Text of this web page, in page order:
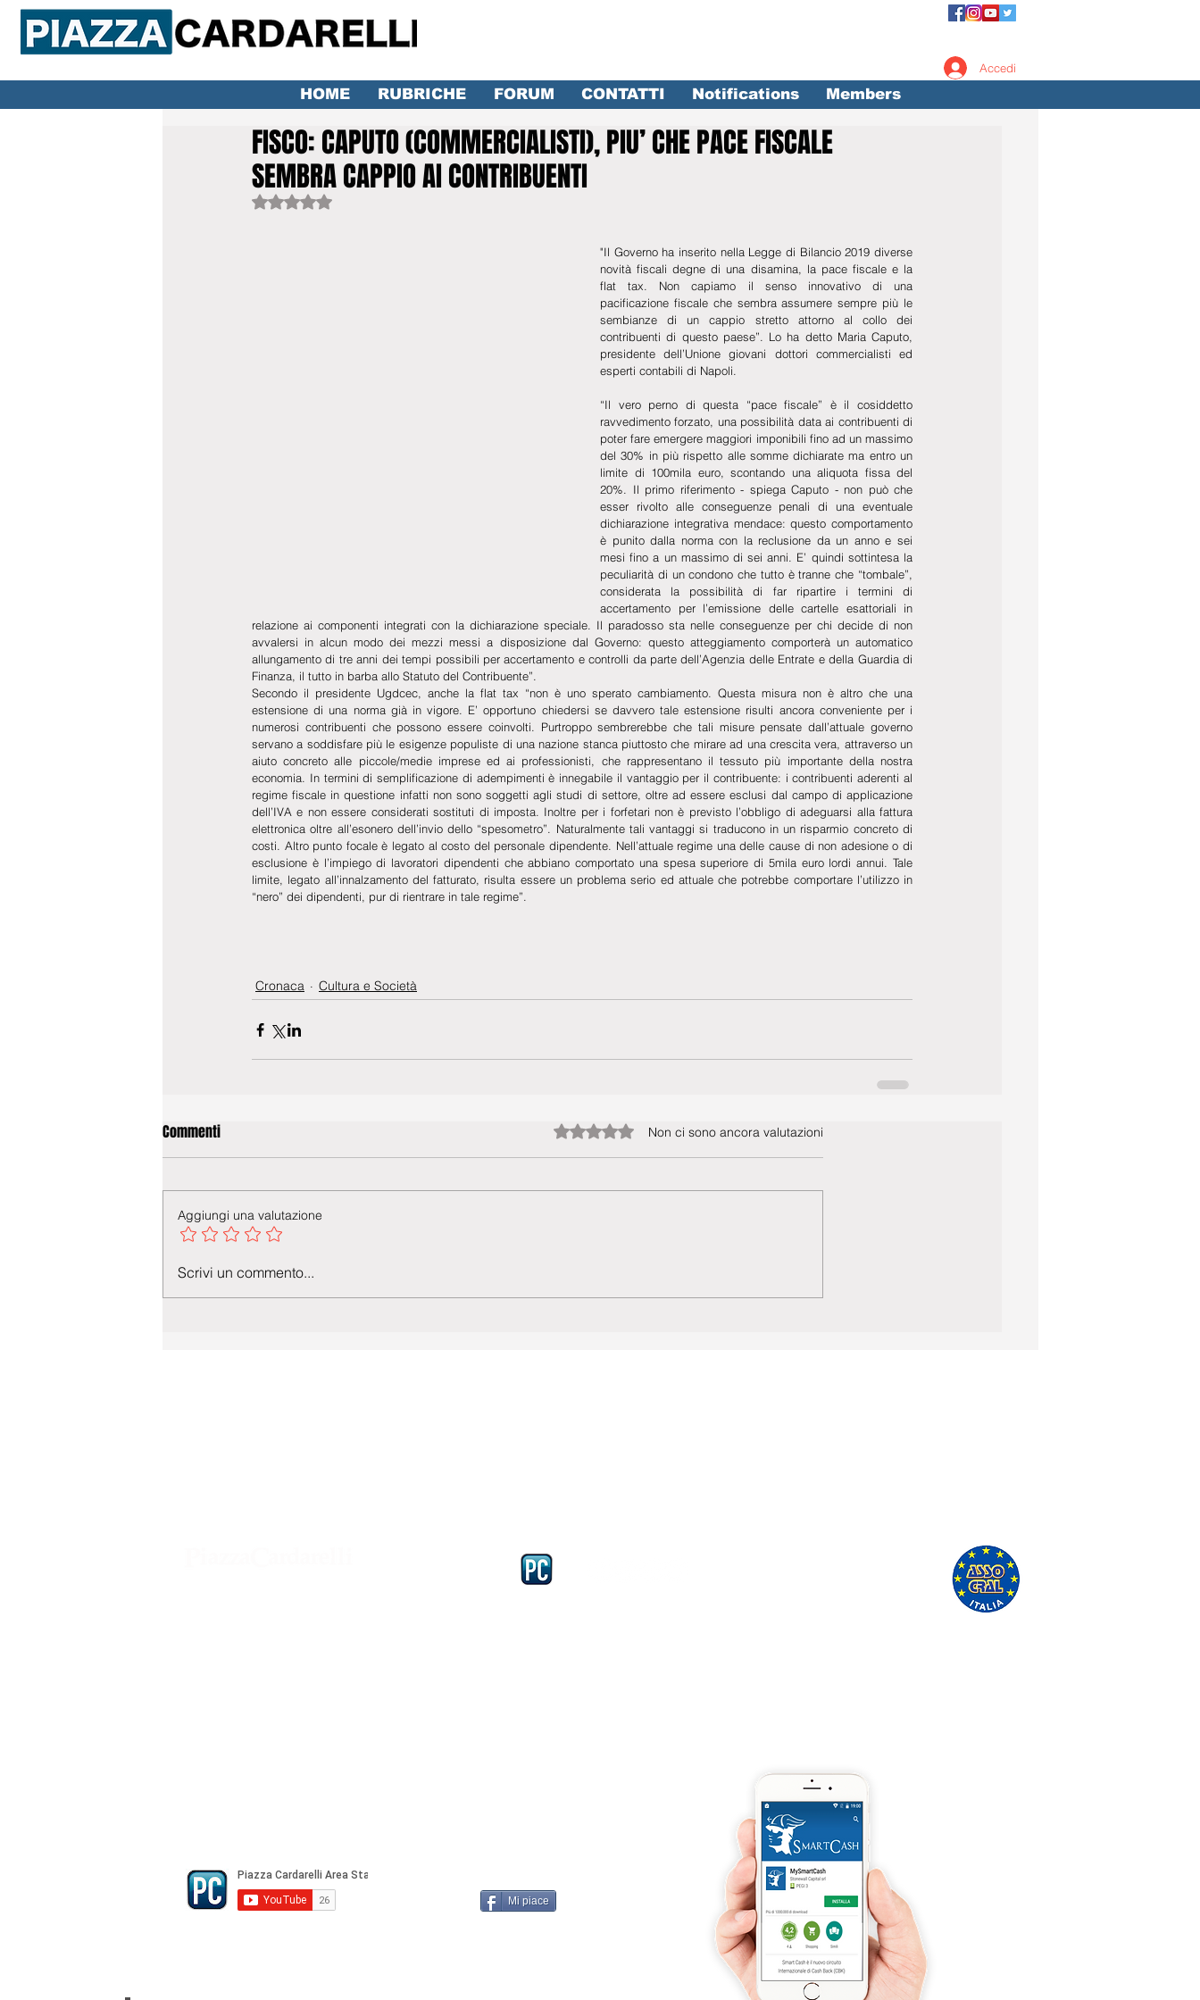
HOME RUBRICHE FORUM CONTATTI Notifications Members
Accedi
FISCO: CAPUTO (COMMERCIALISTI), PIU’ CHE PACE FISCALE
SEMBRA CAPPIO AI CONTRIBUENTI
Valutazione NaN stelle su 5.
"Il Governo ha inserito nella Legge di Bilancio 2019 diverse
novità fiscali degne di una disamina, la pace fiscale e la
flat tax. Non capiamo il senso innovativo di una
pacificazione fiscale che sembra assumere sempre più le
sembianze di un cappio stretto attorno al collo dei
contribuenti di questo paese”. Lo ha detto Maria Caputo,
presidente dell’Unione giovani dottori commercialisti ed
esperti contabili di Napoli.
“Il vero perno di questa “pace fiscale” è il cosiddetto
ravvedimento forzato, una possibilità data ai contribuenti di
poter fare emergere maggiori imponibili fino ad un massimo
del 30% in più rispetto alle somme dichiarate ma entro un
limite di 100mila euro, scontando una aliquota fissa del
20%. Il primo riferimento - spiega Caputo - non può che
esser rivolto alle conseguenze penali di una eventuale
dichiarazione integrativa mendace: questo comportamento
è punito dalla norma con la reclusione da un anno e sei
mesi fino a un massimo di sei anni. E’ quindi sottintesa la
peculiarità di un condono che tutto è tranne che “tombale”,
considerata la possibilità di far ripartire i termini di
accertamento per l’emissione delle cartelle esattoriali in
relazione ai componenti integrati con la dichiarazione speciale. Il paradosso sta nelle conseguenze per chi decide di non
avvalersi in alcun modo dei mezzi messi a disposizione dal Governo: questo atteggiamento comporterà un automatico
allungamento di tre anni dei tempi possibili per accertamento e controlli da parte dell’Agenzia delle Entrate e della Guardia di
Finanza, il tutto in barba allo Statuto del Contribuente”.
Secondo il presidente Ugdcec, anche la flat tax “non è uno sperato cambiamento. Questa misura non è altro che una
estensione di una norma già in vigore. E’ opportuno chiedersi se davvero tale estensione risulti ancora conveniente per i
numerosi contribuenti che possono essere coinvolti. Purtroppo sembrerebbe che tali misure pensate dall’attuale governo
servano a soddisfare più le esigenze populiste di una nazione stanca piuttosto che mirare ad una crescita vera, attraverso un
aiuto concreto alle piccole/medie imprese ed ai professionisti, che rappresentano il tessuto più importante della nostra
economia. In termini di semplificazione di adempimenti è innegabile il vantaggio per il contribuente: i contribuenti aderenti al
regime fiscale in questione infatti non sono soggetti agli studi di settore, oltre ad essere esclusi dal campo di applicazione
dell’IVA e non essere considerati sostituti di imposta. Inoltre per i forfetari non è previsto l’obbligo di adeguarsi alla fattura
elettronica oltre all’esonero dell’invio dello “spesometro”. Naturalmente tali vantaggi si traducono in un risparmio concreto di
costi. Altro punto focale è legato al costo del personale dipendente. Nell’attuale regime una delle cause di non adesione o di
esclusione è l’impiego di lavoratori dipendenti che abbiano comportato una spesa superiore di 5mila euro lordi annui. Tale
limite, legato all’innalzamento del fatturato, risulta essere un problema serio ed attuale che potrebbe comportare l’utilizzo in
“nero” dei dipendenti, pur di rientrare in tale regime”.
Cronaca Cultura e Società
Commenti Valutazione 0 stelle su 5.Non ci sono ancora valutazioni
Aggiungi una valutazione
Scrivi un commento...
Mi piace